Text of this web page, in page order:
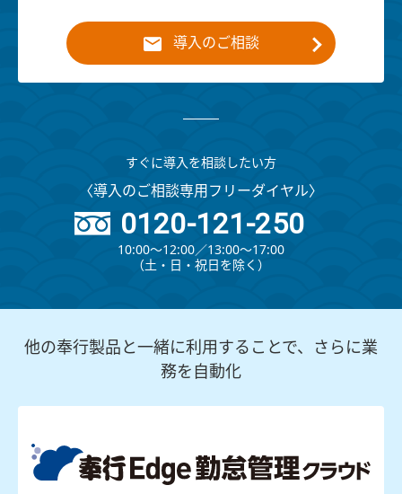
導入のご相談
すぐに導入を相談したい方
〈導入のご相談専用フリーダイヤル〉
0120-121-250
10:00～12:00∕13:00～17:00
（⼟・⽇・祝⽇を除く）
他の奉行製品と一緒に利用することで、さらに業
務を自動化